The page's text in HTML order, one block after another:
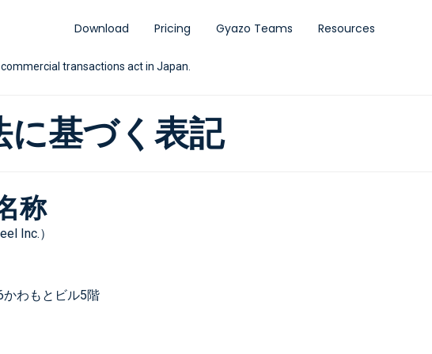
Download Pricing Gyazo Teams Resources
transactions act in Japan.
基づく表記
称
Inc.）
わもとビル5階